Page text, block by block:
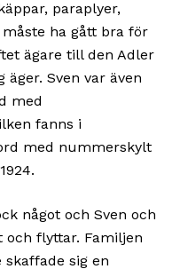
paraplyer,
ha gått bra för
ägare till den Adler
Sven var även
med
fanns i
med nummerskylt
något och Sven och
flyttar. Familjen
skaffade sig en